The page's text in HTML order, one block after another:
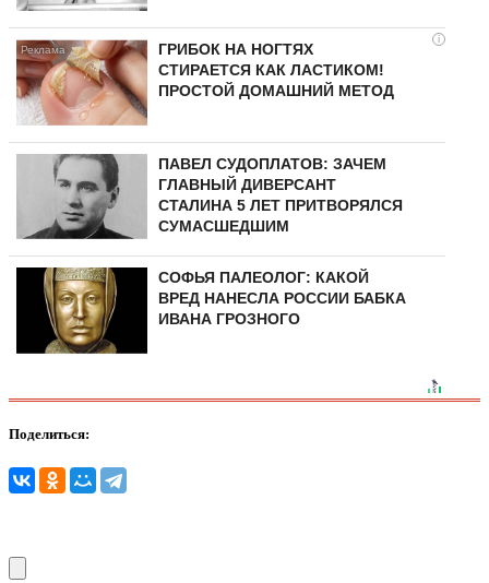
i
ГРИБОК НА НОГТЯХ
СТИРАЕТСЯ КАК ЛАСТИКОМ!
ПРОСТОЙ ДОМАШНИЙ МЕТОД
ПАВЕЛ СУДОПЛАТОВ: ЗАЧЕМ
ГЛАВНЫЙ ДИВЕРСАНТ
СТАЛИНА 5 ЛЕТ ПРИТВОРЯЛСЯ
СУМАСШЕДШИМ
СОФЬЯ ПАЛЕОЛОГ: КАКОЙ
ВРЕД НАНЕСЛА РОССИИ БАБКА
ИВАНА ГРОЗНОГО
Поделиться: